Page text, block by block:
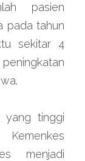
pasien
pada tahun
sekitar 4
yang tinggi
menjadi